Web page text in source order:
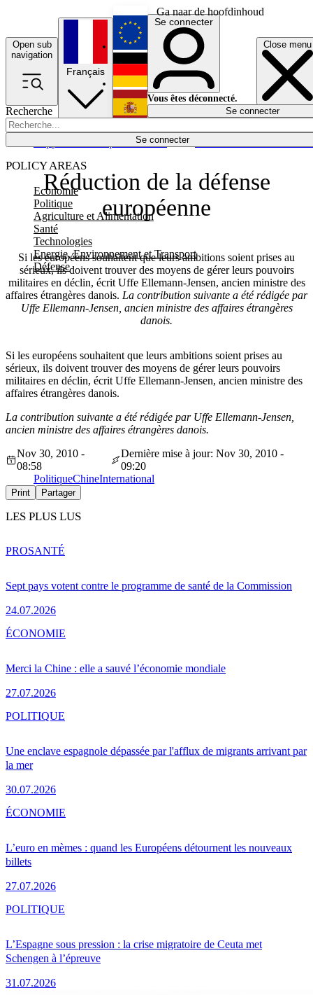
Ga naar de hoofdinhoud
Open sub
navigation
Close menu
Recherche
Se connecter
POLICY AREAS
Economie
Politique
Agriculture et Alimentation
Santé
Technologies
Energie, Environnement et Transport
Défense
Économie
Français
English
Deutsch
Español
Se connecter
Vous êtes déconnecté.
Se connecter
Réduction de la défense
européenne
Si les européens souhaitent que leurs ambitions soient prises au
sérieux, ils doivent trouver des moyens de gérer leurs pouvoirs
militaires en déclin, écrit Uffe Ellemann-Jensen, ancien ministre des
affaires étrangères danois. La contribution suivante a été rédigée par
Uffe Ellemann-Jensen, ancien ministre des affaires étrangères
danois.
Si les européens souhaitent que leurs ambitions soient prises au
sérieux, ils doivent trouver des moyens de gérer leurs pouvoirs
militaires en déclin, écrit Uffe Ellemann-Jensen, ancien ministre des
affaires étrangères danois.
La contribution suivante a été rédigée par Uffe Ellemann-Jensen,
ancien ministre des affaires étrangères danois.
Nov 30, 2010 -
08:58
Dernière mise à jour: Nov 30, 2010 -
09:20
PolitiqueChineInternational
Print Partager
LES PLUS LUS
Sept pays votent contre le programme de santé de la Commission
24.07.2026
PROSANTÉ
Merci la Chine : elle a sauvé l’économie mondiale
27.07.2026
ÉCONOMIE
Une enclave espagnole dépassée par l'afflux de migrants arrivant par
la mer
30.07.2026
POLITIQUE
L’euro en mèmes : quand les Européens détournent les nouveaux
billets
27.07.2026
ÉCONOMIE
L’Espagne sous pression : la crise migratoire de Ceuta met
Schengen à l’épreuve
31.07.2026
POLITIQUE